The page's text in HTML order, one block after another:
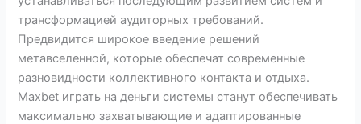
трансформацией аудиторных требований.
Предвидится широкое введение решений
метавселенной, которые обеспечат современные
разновидности коллективного контакта и отдыха.
Maxbet играть на деньги системы станут обеспечивать
максимально захватывающие и адаптированные